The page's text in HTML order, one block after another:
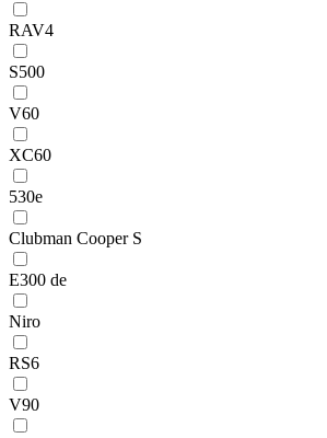
RAV4
S500
V60
XC60
530e
Clubman Cooper S
E300 de
Niro
RS6
V90